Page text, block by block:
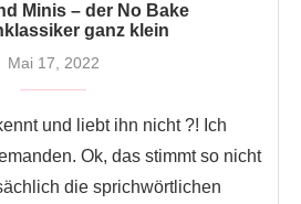
Minis – der No Bake
ganz klein
Mai 17, 2022
und liebt ihn nicht ?! Ich
Ok, das stimmt so nicht
die sprichwörtlichen